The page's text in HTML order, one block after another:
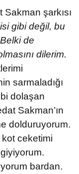
şarkısı
gibi değil, bu
de
dilerim.
sarmaladığı
dolaşan
Sakman’ın
dolduruyorum.
kot ceketimi
giyiyorum.
bardan.